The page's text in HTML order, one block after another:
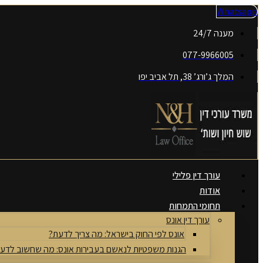
דלג
Whatsapp
מענה 24/7
077-9966005
המלך ג’ורג’ 38, תל אביב יפו
עורך דין פלילי
אודות
תחומי התמחות
עורך דין אונס
אונס לפי החוק בישראל: מה צריך לדעת?
הגנות משפטיות לנאשם בעבירות אונס: מה שחשוב